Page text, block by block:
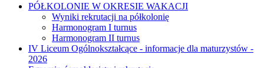
PÓŁKOLONIE W OKRESIE WAKACJI
Wyniki rekrutacji na półkolonię
Harmonogram I turnus
Harmonogram II turnus
IV Liceum Ogólnokształcące - informacje dla maturzystów -
2026